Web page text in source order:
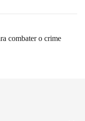
combater o crime